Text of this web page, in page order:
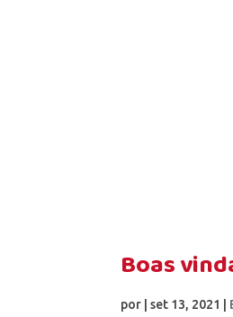
Boas
por |set 13, 2021